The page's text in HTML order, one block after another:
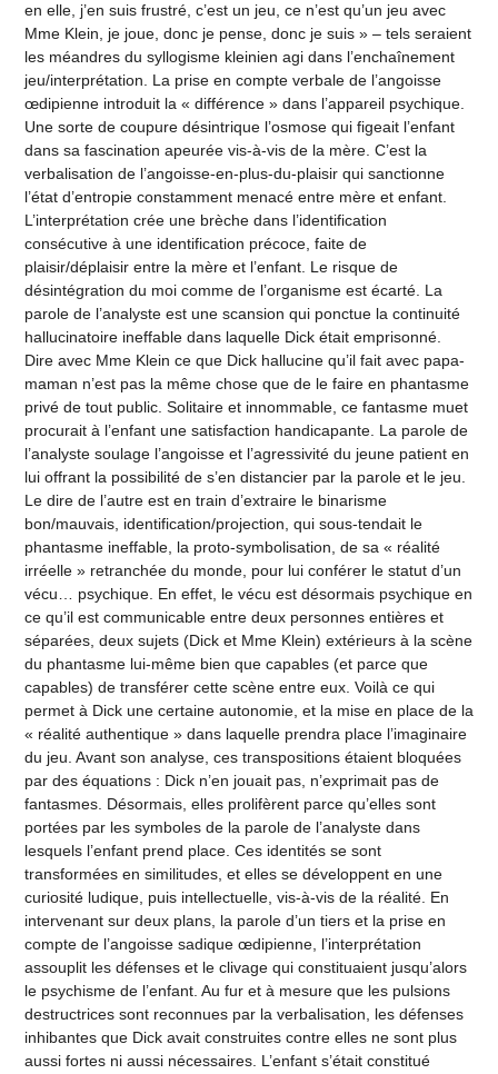
en elle, j’en suis frustré, c’est un jeu, ce n’est qu’un jeu avec
Mme Klein, je joue, donc je pense, donc je suis » – tels seraient
les méandres du syllogisme kleinien agi dans l’enchaînement
jeu/interprétation. La prise en compte verbale de l’angoisse
œdipienne introduit la « différence » dans l’appareil psychique.
Une sorte de coupure désintrique l’osmose qui figeait l’enfant
dans sa fascination apeurée vis-à-vis de la mère. C’est la
verbalisation de l’angoisse-en-plus-du-plaisir qui sanctionne
l’état d’entropie constamment menacé entre mère et enfant.
L’interprétation crée une brèche dans l’identification
consécutive à une identification précoce, faite de
plaisir/déplaisir entre la mère et l’enfant. Le risque de
désintégration du moi comme de l’organisme est écarté. La
parole de l’analyste est une scansion qui ponctue la continuité
hallucinatoire ineffable dans laquelle Dick était emprisonné.
Dire avec Mme Klein ce que Dick hallucine qu’il fait avec papa-
maman n’est pas la même chose que de le faire en phantasme
privé de tout public. Solitaire et innommable, ce fantasme muet
procurait à l’enfant une satisfaction handicapante. La parole de
l’analyste soulage l’angoisse et l’agressivité du jeune patient en
lui offrant la possibilité de s’en distancier par la parole et le jeu.
Le dire de l’autre est en train d’extraire le binarisme
bon/mauvais, identification/projection, qui sous-tendait le
phantasme ineffable, la proto-symbolisation, de sa « réalité
irréelle » retranchée du monde, pour lui conférer le statut d’un
vécu… psychique. En effet, le vécu est désormais psychique en
ce qu’il est communicable entre deux personnes entières et
séparées, deux sujets (Dick et Mme Klein) extérieurs à la scène
du phantasme lui-même bien que capables (et parce que
capables) de transférer cette scène entre eux. Voilà ce qui
permet à Dick une certaine autonomie, et la mise en place de la
« réalité authentique » dans laquelle prendra place l’imaginaire
du jeu. Avant son analyse, ces transpositions étaient bloquées
par des équations : Dick n’en jouait pas, n’exprimait pas de
fantasmes. Désormais, elles prolifèrent parce qu’elles sont
portées par les symboles de la parole de l’analyste dans
lesquels l’enfant prend place. Ces identités se sont
transformées en similitudes, et elles se développent en une
curiosité ludique, puis intellectuelle, vis-à-vis de la réalité. En
intervenant sur deux plans, la parole d’un tiers et la prise en
compte de l’angoisse sadique œdipienne, l’interprétation
assouplit les défenses et le clivage qui constituaient jusqu’alors
le psychisme de l’enfant. Au fur et à mesure que les pulsions
destructrices sont reconnues par la verbalisation, les défenses
inhibantes que Dick avait construites contre elles ne sont plus
aussi fortes ni aussi nécessaires. L’enfant s’était constitué